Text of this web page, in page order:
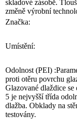
skladové zásobě.
změně výrobní
Značka:
Umístění:
Odolnost (PEI) :
proti otěru povrchu
Glazované dlaždice
5 je nejvyšší třída
dlažba. Obklady na
testovány.